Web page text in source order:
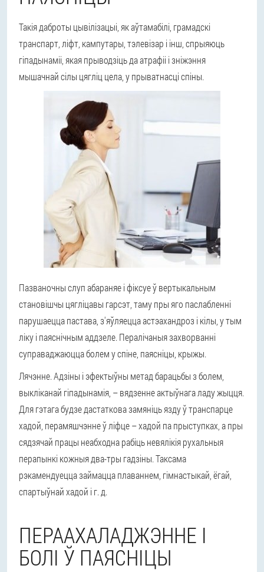
Такія даброты цывілізацыі, як аўтамабілі, грамадскі
транспарт, ліфт, кампутары, тэлевізар і інш, спрыяюць
гіпадынаміі, якая прыводзіць да атрафіі і зніжэння
мышачнай сілы цягліц цела, у прыватнасці спіны.
Пазваночны слуп абараняе і фіксуе ў вертыкальным
становішчы цягліцавы гарсэт, таму пры яго паслабленні
парушаецца пастава, з'яўляецца астэахандроз і кілы, у тым
ліку і паяснічным аддзеле. Пералічаныя захворванні
суправаджаюцца болем у спіне, паясніцы, крыжы.
Лячэнне.Адзіны і эфектыўны метад барацьбы з болем,
выкліканай гіпадынамія, – вядзенне актыўнага ладу жыцця.
Для гэтага будзе дастаткова замяніць язду ў транспарце
хадой, перамяшчэнне ў ліфце – хадой па прыступках, а пры
сядзячай працы неабходна рабіць невялікія рухальныя
перапынкі кожныя два-тры гадзіны. Таксама
рэкамендуецца займацца плаваннем, гімнастыкай, ёгай,
спартыўнай хадой і г. д.
ПЕРААХАЛАДЖЭННЕ І
БОЛІ Ў ПАЯСНІЦЫ